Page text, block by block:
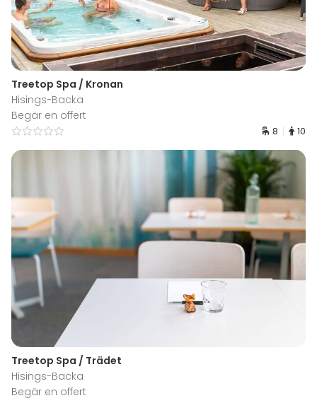
Treetop Spa / Kronan
Hisings-Backa
Begär en offert
8 10
Treetop Spa / Trädet
Hisings-Backa
Begär en offert